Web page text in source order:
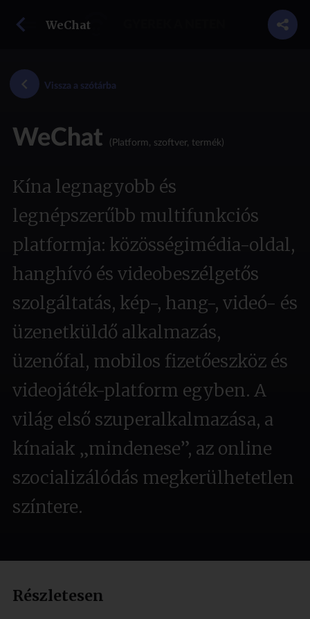
WeChat
Vissza a szótárba
WeChat (Platform, szoftver, termék)
Kína legnagyobb és
legnépszerűbb multifunkciós
platformja: közösségimédia-oldal,
hanghívó és videobeszélgetős
szolgáltatás, kép-, hang-, videó- és
üzenetküldő alkalmazás,
üzenőfal, mobilos fizetőeszköz és
videojáték-platform egyben. A
világ első szuperalkalmazása, a
kínaiak „mindenese”, az online
szocializálódás megkerülhetetlen
színtere.
Részletesen